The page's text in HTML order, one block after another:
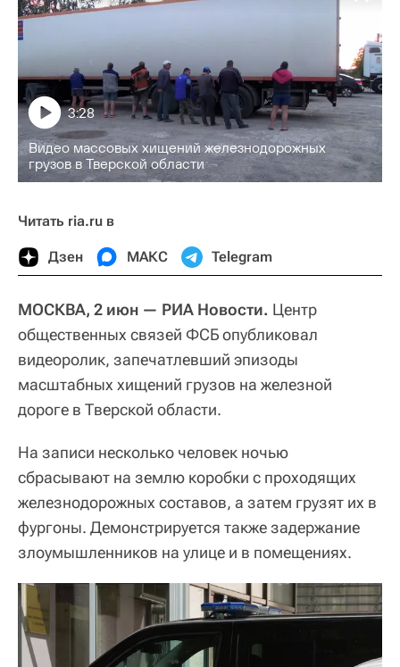
Видео массовых хищений железнодорожных
грузов в Тверской области
3:28
Читать ria.ru в
Дзен МАКС Telegram
МОСКВА, 2 июн — РИА Новости. Центр
общественных связей ФСБ опубликовал
видеоролик, запечатлевший эпизоды
масштабных хищений грузов на железной
дороге в Тверской области.
На записи несколько человек ночью
сбрасывают на землю коробки с проходящих
железнодорожных составов, а затем грузят их в
фургоны. Демонстрируется также задержание
злоумышленников на улице и в помещениях.